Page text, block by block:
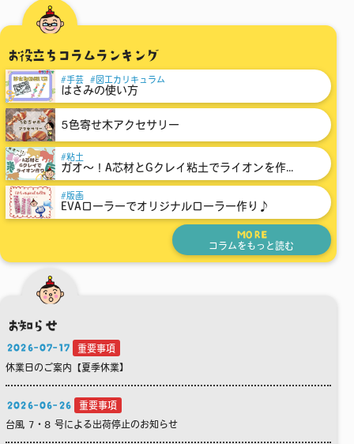
お役立ちコラムランキング
手芸 図工カリキュラム
はさみの使い方
5色寄せ木アクセサリー
粘土
ガオ～！A芯材とGクレイ粘土でライオンを作...
版画
EVAローラーでオリジナルローラー作り♪
MORE
コラムをもっと読む
お知らせ
2026-07-17
重要事項
休業日のご案内【夏季休業】
2026-06-26
重要事項
台風 7・8 号による出荷停止のお知らせ